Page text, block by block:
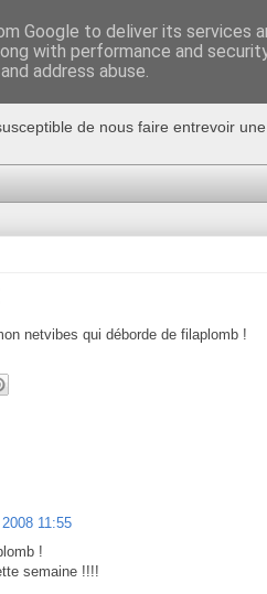
de nous faire entrevoir
netvibes qui déborde de filaplomb !
11:55
!
semaine !!!!
Google to deliver its services
with performance and
address abuse.